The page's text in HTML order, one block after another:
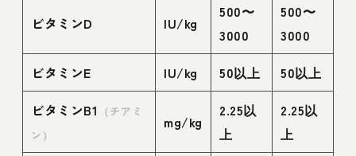
ビタミンD IU/kg
500〜
3000
500〜
3000
ビタミンE
IU/kg 50以上
50以上
ビタミンB1 （チアミ
ン）
mg/kg
2.25以
上
2.25以
上